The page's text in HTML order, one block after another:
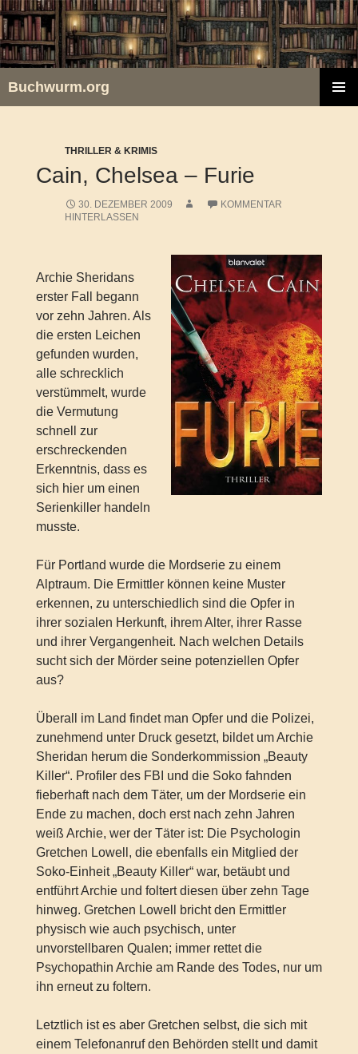
Zum
Inhalt
springen
Buchwurm.org
THRILLER & KRIMIS
Cain, Chelsea – Furie
30. DEZEMBER 2009
KOMMENTAR
HINTERLASSEN
Archie Sheridans
erster Fall begann
vor zehn Jahren. Als
die ersten Leichen
gefunden wurden,
alle schrecklich
verstümmelt, wurde
die Vermutung
schnell zur
erschreckenden
Erkenntnis, dass es
sich hier um einen
Serienkiller handeln
musste.
Für Portland wurde die Mordserie zu einem
Alptraum. Die Ermittler können keine Muster
erkennen, zu unterschiedlich sind die Opfer in
ihrer sozialen Herkunft, ihrem Alter, ihrer Rasse
und ihrer Vergangenheit. Nach welchen Details
sucht sich der Mörder seine potenziellen Opfer
aus?
Überall im Land findet man Opfer und die Polizei,
zunehmend unter Druck gesetzt, bildet um Archie
Sheridan herum die Sonderkommission „Beauty
Killer“. Profiler des FBI und die Soko fahnden
fieberhaft nach dem Täter, um der Mordserie ein
Ende zu machen, doch erst nach zehn Jahren
weiß Archie, wer der Täter ist: Die Psychologin
Gretchen Lowell, die ebenfalls ein Mitglied der
Soko-Einheit „Beauty Killer“ war, betäubt und
entführt Archie und foltert diesen über zehn Tage
hinweg. Gretchen Lowell bricht den Ermittler
physisch wie auch psychisch, unter
unvorstellbaren Qualen; immer rettet die
Psychopathin Archie am Rande des Todes, nur um
ihn erneut zu foltern.
Letztlich ist es aber Gretchen selbst, die sich mit
einem Telefonanruf den Behörden stellt und damit